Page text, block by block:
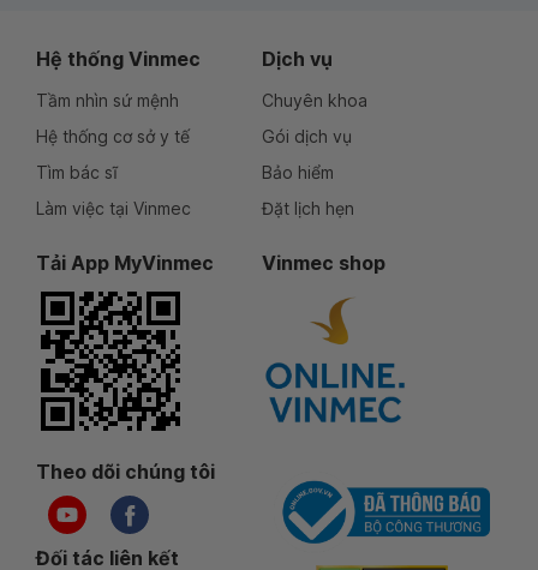
Hệ thống Vinmec
Tầm nhìn sứ mệnh
Hệ thống cơ sở y tế
Tìm bác sĩ
Làm việc tại Vinmec
Dịch vụ
Chuyên khoa
Gói dịch vụ
Bảo hiểm
Đặt lịch hẹn
Tải App MyVinmec Vinmec shop
Theo dõi chúng tôi
Đối tác liên kết